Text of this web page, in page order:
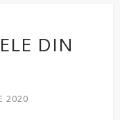
DIN
2020